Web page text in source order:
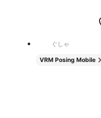
ぐしゃ
VRM Posing Mobile